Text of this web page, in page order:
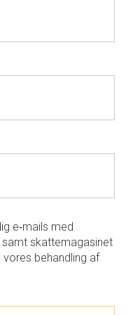
e‑mails med
samt skattemagasinet
behandling af